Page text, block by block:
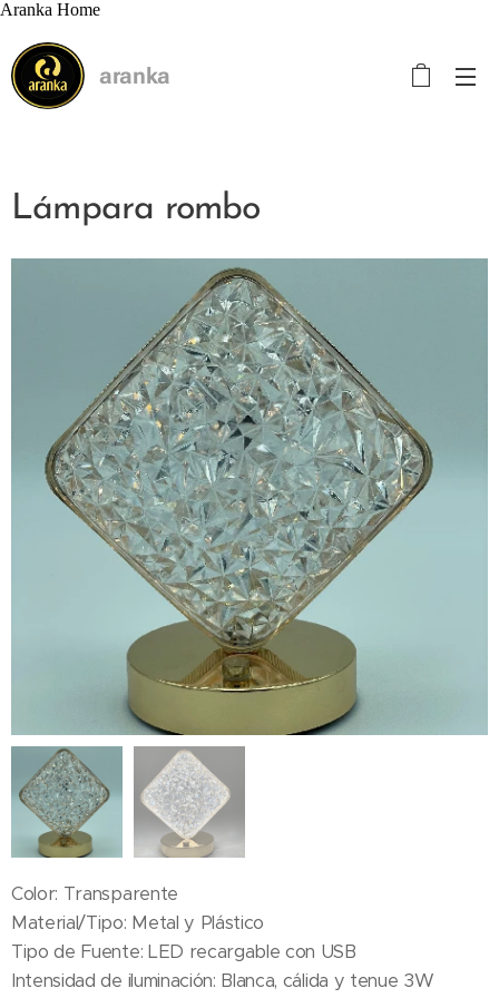
Aranka Home
aranka
Lámpara rombo
Color: Transparente
Material/Tipo: Metal y Plástico
Tipo de Fuente: LED recargable con USB
Intensidad de iluminación: Blanca, cálida y tenue 3W